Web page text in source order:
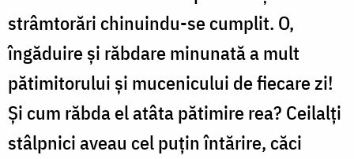
strâmtorări chinuindu-se cumplit. O,
îngăduire și răbdare minunată a mult
pătimitorului și mucenicului de fiecare zi!
Și cum răbda el atâta pătimire rea? Ceilalți
stâlpnici aveau cel puțin întărire, căci